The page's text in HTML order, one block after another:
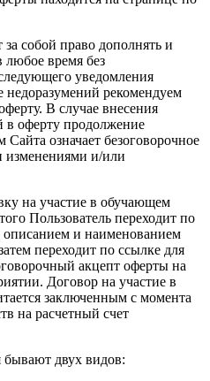
собой право дополнять и
любое время без
уведомления
недоразумений рекомендуем
В случае внесения
оферту продолжение
Сайта означает безоговорочное
изменениями и/или
на участие в обучающем
Пользователь переходит по
описанием и наименованием
переходит по ссылке для
акцепт оферты на
Договор на участие в
заключенным с момента
на расчетный счет
двух видов: